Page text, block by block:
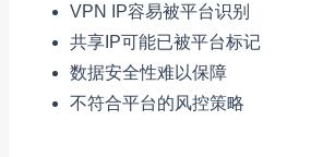
VPN IP容易被平台识别
共享IP可能已被平台标记
数据安全性难以保障
不符合平台的风控策略